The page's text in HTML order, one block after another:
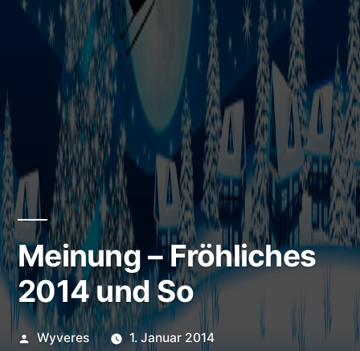
Meinung – Fröhliches
2014 und So
Veröffentlicht
Wyveres 1. Januar 2014